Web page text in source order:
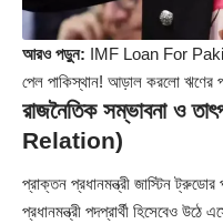
আরও পড়ুন: IMF Loan For
পেল পাকিস্থান! আড়াল করলো ঋণের
রাজনৈতিক সম্ভাবনা ও
Relation)
প্রাক্তন প্রধানমন্ত্রী জাস্টিন
প্রধানমন্ত্রী পদপ্রার্থী হিসেবেও উঠে